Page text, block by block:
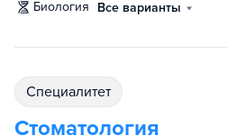
биология
Все варианты
специалитет
Стоматология